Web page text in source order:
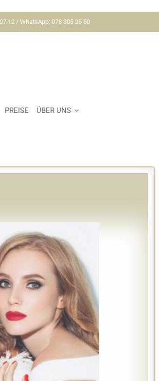
12 / WhatsApp: 078 305 25 50
PREISE ÜBER UNS